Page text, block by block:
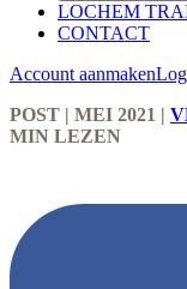
LOCHEM
CONTACT
Account aanmaken
POST | MEI 2021 |
MIN LEZEN